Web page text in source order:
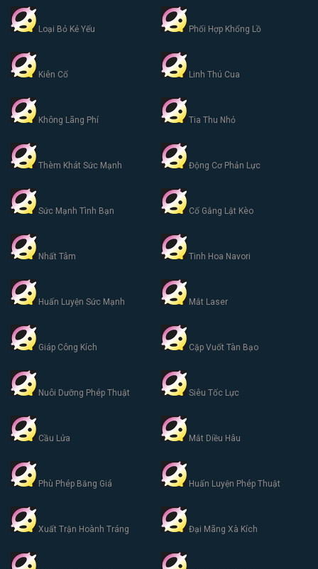
Loại Bỏ Kẻ Yếu Phối Hợp Khổng Lồ
Kiên Cố Linh Thú Cua
Không Lãng Phí Tia Thu Nhỏ
Thèm Khát Sức Mạnh Động Cơ Phản Lực
Sức Mạnh Tình Bạn Cố Gắng Lật Kèo
Nhất Tâm Tinh Hoa Navori
Huấn Luyện Sức Mạnh Mắt Laser
Giáp Công Kích Cặp Vuốt Tàn Bạo
Nuôi Dưỡng Phép Thuật Siêu Tốc Lực
Cầu Lửa Mắt Diều Hâu
Phù Phép Băng Giá Huấn Luyện Phép Thuật
Xuất Trận Hoành Tráng Đại Mãng Xà Kích